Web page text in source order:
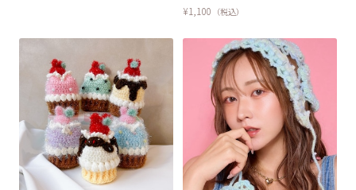
¥1,100 （税込）